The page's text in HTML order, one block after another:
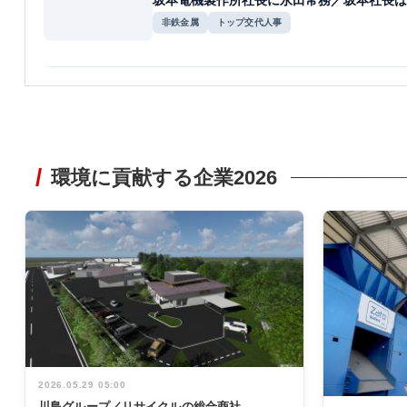
非鉄金属 トップ交代人事
環境に貢献する企業2026
2026.05.29 05:00